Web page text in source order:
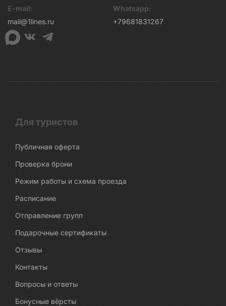
E-mail:
mail@1lines.ru
Whatsapp:
+79681831267
Для туристов
Публичная оферта
Проверка брони
Режим работы и схема проезда
Расписание
Отправление групп
Подарочные сертификаты
Отзывы
Контакты
Вопросы и ответы
Бонусные вёрсты